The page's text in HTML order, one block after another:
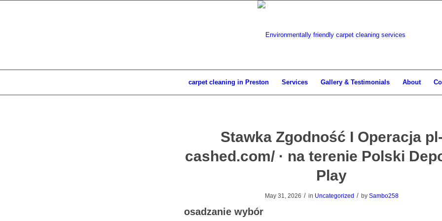
carpet cleaning in Preston Services Gallery & Testimonials About
Stawka Zgodność I Operacja pl-
cashed.com/ · na terenie Polski
Play
May 31, 2026 / in Uncategorized / by Sambo258
osadzanie wybór